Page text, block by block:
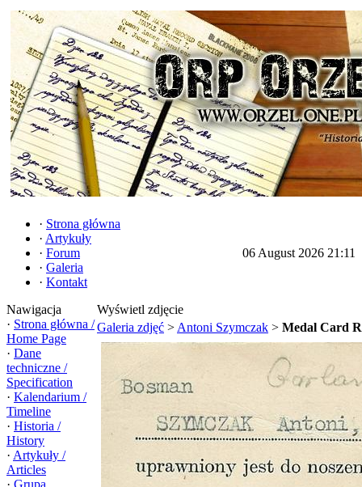
· Strona główna
· Artykuły
· Forum
· Galeria
· Kontakt
06 August 2026 21:11
Nawigacja
· Strona główna /
Home Page
· Dane
techniczne /
Specification
· Kalendarium /
Timeline
· Historia /
History
· Artykuły /
Articles
· Grupa
Wyświetl zdjęcie
Galeria zdjęć > Antoni Szymczak > Medal Card